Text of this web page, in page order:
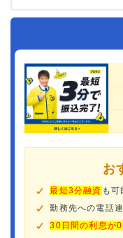
お
最短3分融資 も可
勤務先への電話
30日間の利息が0